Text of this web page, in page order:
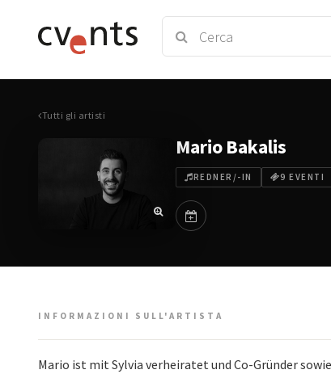
Tutti gli artisti
Mario Bakalis
REDNER/-IN 9 EVENTI
INFORMAZIONI SULL'ARTISTA
Mario ist mit Sylvia verheiratet und Co-Gründer